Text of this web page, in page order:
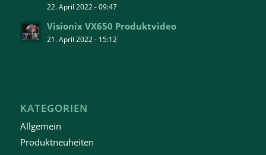
22. April 2022 - 09:47
Visionix VX650 Produktvideo
21. April 2022 - 15:12
KATEGORIEN
Allgemein
Produktneuheiten